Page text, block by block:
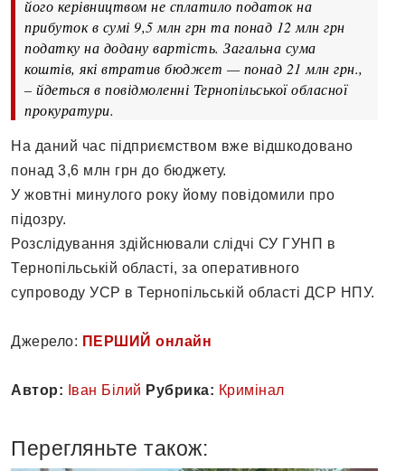
його керівництвом не сплатило податок на
прибуток в сумі 9,5 млн грн та понад 12 млн грн
податку на додану вартість. Загальна сума
коштів, які втратив бюджет — понад 21 млн грн.,
– йдеться в повідмоленні Тернопільської обласної
прокуратури.
На даний час підприємством вже відшкодовано
понад 3,6 млн грн до бюджету.
У жовтні минулого року йому повідомили про
підозру.
Розслідування здійснювали слідчі СУ ГУНП в
Тернопільській області, за оперативного
супроводу УСР в Тернопільській області ДСР НПУ.
Джерело: ПЕРШИЙ онлайн
Автор: Іван Білий Рубрика: Кримінал
Перегляньте також: